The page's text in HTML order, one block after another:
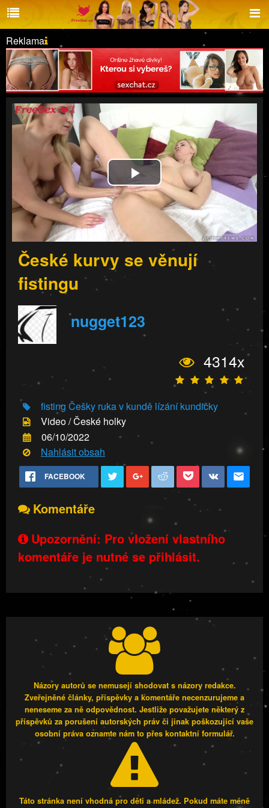
Reklama
Play
Video
České kurvy se věnují
fistingu
nugget123
4314x
fisting Češky ruka v kundě lízání kundičky
Video / České holky
06/10/2022
Nahlásit obsah
FACEBOOK
Komentáře
Upozornění: Pro vložení vlastního
komentáře je nutné se přihlásit.
Názory autorů se nemusejí shodovat s názory redakce.
Zveřejněné články, příspěvky a komentáře necenzurujeme a
neneseme za ně odpovědnost. Jestliže považujete některý z
příspěvků za porušení autorských práv či jinak poškozující vaše
osobní práva oznamte nám to přes kontaktní formulář.
Táto stránka není vhodná pro děti a mládež. Pokud máte méně